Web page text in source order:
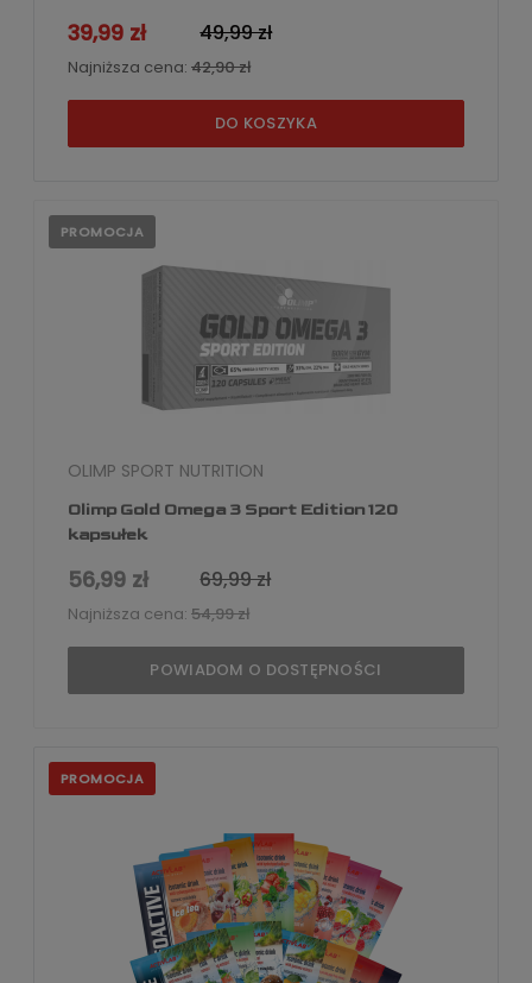
39,99 zł 49,99 zł
Najniższa cena: 42,90 zł
DO KOSZYKA
Olimp Gold Omega 3 Sport Edition 120
kapsułek
OLIMP SPORT NUTRITION
56,99 zł 69,99 zł
Najniższa cena: 54,99 zł
POWIADOM O DOSTĘPNOŚCI
PROMOCJA
PROMOCJA